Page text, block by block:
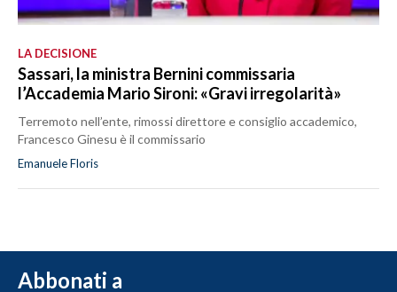
LA DECISIONE
Sassari, la ministra Bernini commissaria
l’Accademia Mario Sironi: «Gravi irregolarità»
Terremoto nell’ente, rimossi direttore e consiglio accademico,
Francesco Ginesu è il commissario
Emanuele Floris
Abbonati a